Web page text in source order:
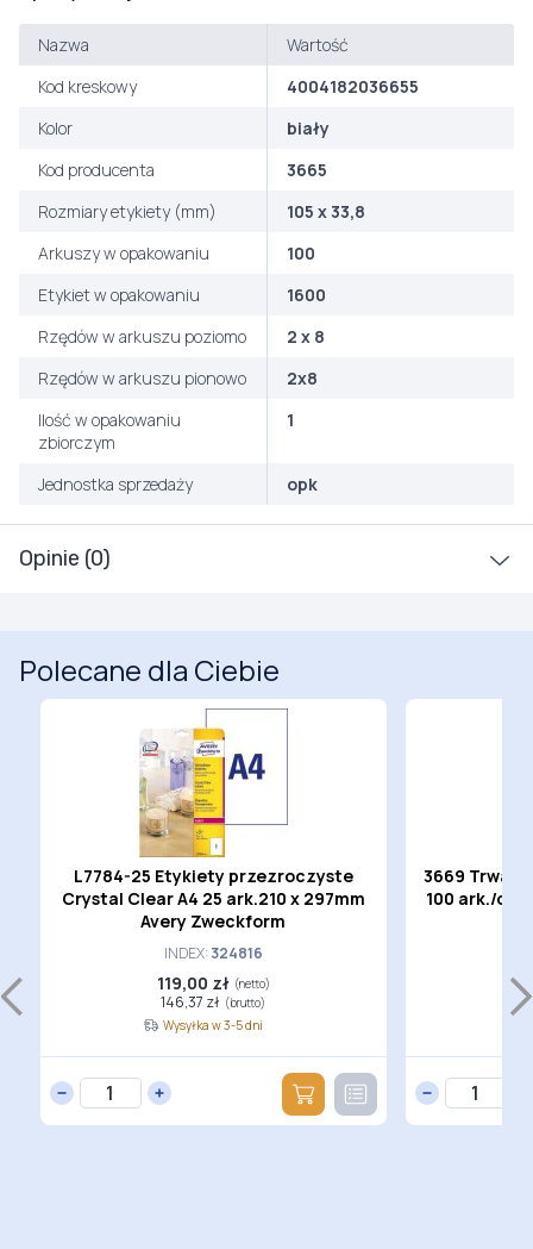
Opinie (0)
Nazwa
Wartość
Kod kreskowy
4004182036655
Kolor
biały
Kod producenta
3665
Rozmiary etykiety (mm)
105 x 33,8
Arkuszy w opakowaniu
100
Etykiet w opakowaniu
1600
Rzędów w arkuszu poziomo
2 x 8
Rzędów w arkuszu pionowo
2x8
Ilość w opakowaniu
zbiorczym
1
Jednostka sprzedaży opk
Polecane dla Ciebie
L7784-25 Etykiety przezroczyste
Crystal Clear A4 25 ark.210 x 297mm
Avery Zweckform
INDEX:324816
119,00 zł (netto)
146,37 zł (brutto)
Wysyłka w 3-5 dni
3669
100 ark./op.